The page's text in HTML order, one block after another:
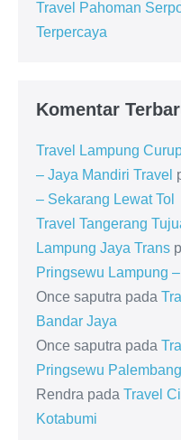
Travel Pahoman
Terpercaya
Komentar
Travel Lampung
– Jaya Mandiri Travel
– Sekarang Lewat Tol
Travel Tangerang
Lampung Jaya Trans
Pringsewu Lampung
Once saputra pada
Bandar Jaya
Once saputra pada
Pringsewu Palembang
Rendra pada Travel
Kotabumi